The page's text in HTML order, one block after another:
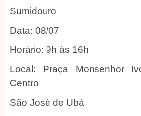
Sumidouro
Data: 08/07
Horário: 9h às 16h
Local: Praça Monsenhor
Centro
São José de Ubá